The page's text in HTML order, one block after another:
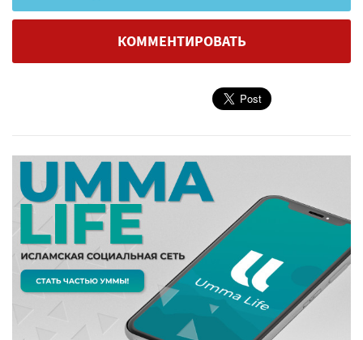
КОММЕНТИРОВАТЬ